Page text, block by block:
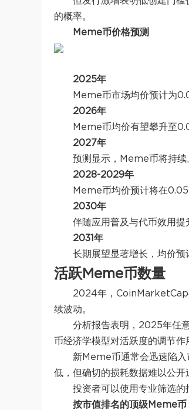
的概率。
Meme币价格预测
2025年
Meme币市场均价预计为
2026年
Meme币均价有望攀升至
2027年
预测显示，Meme币将持
2028-2029年
Meme币均价预计将在
2030年
伴随应用普及与代币效用提
2031年
长期展望显著增长， 均价预
活跃Meme币数量
2024年，CoinMarketCap
续波动。
分析报告表明，2025年任
币经济学模型对活跃度的调节作
新Meme币通常会迅速陷入
低，但确切的损耗数据难以公开
投资者可以使用专业筛选的
按市值排名的顶级Meme币